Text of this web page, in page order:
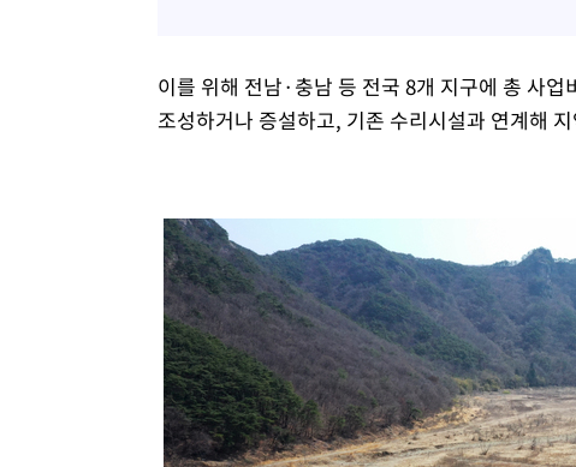
이를 위해 전남·충남 등 전국 8개 지구에 총 사
조성하거나 증설하고, 기존 수리시설과 연계해